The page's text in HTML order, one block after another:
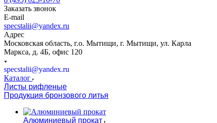
Заказать звонок
E-mail
specstalii@yandex.ru
Адрес
Московская область, г.о. Мытищи, г. Мытищи, ул. Карла
Маркса, д. 4Б, офис 120
specstalii@yandex.ru
Каталог
Листы рифленые
Продукция бронзового литья
Алюминиевый прокат